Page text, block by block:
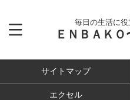
毎日の生活に
ＥＮＢＡＫ
サイトマップ
エクセル